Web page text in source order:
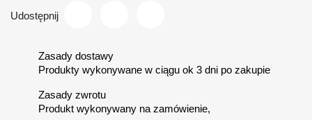
Udostępnij
Zasady dostawy
Produkty wykonywane w ciągu ok 3 dni po zakupie
Zasady zwrotu
Produkt wykonywany na zamówienie,